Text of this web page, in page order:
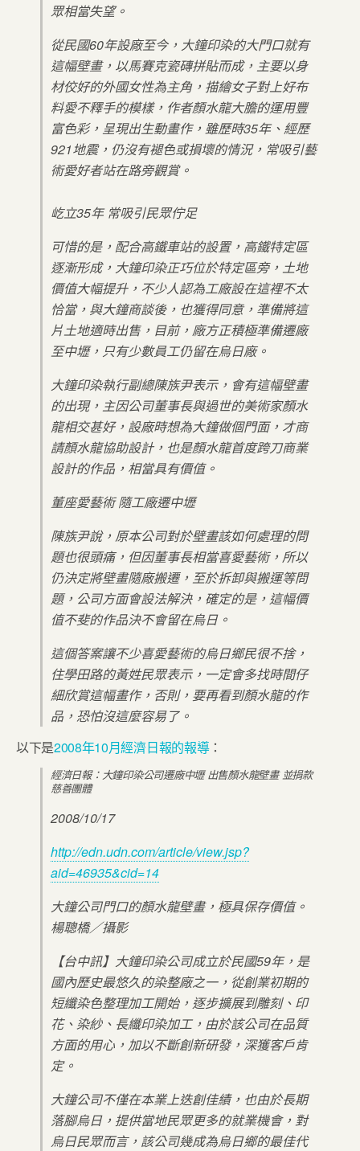
眾相當失望。
從民國60年設廠至今，大鐘印染的大門口就有
這幅壁畫，以馬賽克瓷磚拼貼而成，主要以身
材佼好的外國女性為主角，描繪女子對上好布
料愛不釋手的模樣，作者顏水龍大膽的運用豐
富色彩，呈現出生動畫作，雖歷時35年、經歷
921地震，仍沒有褪色或損壞的情況，常吸引藝
術愛好者站在路旁觀賞。
屹立35年 常吸引民眾佇足
可惜的是，配合高鐵車站的設置，高鐵特定區
逐漸形成，大鐘印染正巧位於特定區旁，土地
價值大幅提升，不少人認為工廠設在這裡不太
恰當，與大鐘商談後，也獲得同意，準備將這
片土地適時出售，目前，廠方正積極準備遷廠
至中壢，只有少數員工仍留在烏日廠。
大鐘印染執行副總陳族尹表示，會有這幅壁畫
的出現，主因公司董事長與過世的美術家顏水
龍相交甚好，設廠時想為大鐘做個門面，才商
請顏水龍協助設計，也是顏水龍首度跨刀商業
設計的作品，相當具有價值。
董座愛藝術 隨工廠遷中壢
陳族尹說，原本公司對於壁畫該如何處理的問
題也很頭痛，但因董事長相當喜愛藝術，所以
仍決定將壁畫隨廠搬遷，至於拆卸與搬運等問
題，公司方面會設法解決，確定的是，這幅價
值不斐的作品決不會留在烏日。
這個答案讓不少喜愛藝術的烏日鄉民很不捨，
住學田路的黃姓民眾表示，一定會多找時間仔
細欣賞這幅畫作，否則，要再看到顏水龍的作
品，恐怕沒這麼容易了。
以下是2008年10月經濟日報的報導：
經濟日報：大鐘印染公司遷廠中壢 出售顏水龍壁畫 並捐款
慈善團體
2008/10/17
http://edn.udn.com/article/view.jsp?
aid=46935&cid=14
大鐘公司門口的顏水龍壁畫，極具保存價值。
楊聰橋／攝影
【台中訊】大鐘印染公司成立於民國59年，是
國內歷史最悠久的染整廠之一，從創業初期的
短纖染色整理加工開始，逐步擴展到雕刻、印
花、染紗、長纖印染加工，由於該公司在品質
方面的用心，加以不斷創新研發，深獲客戶肯
定。
大鐘公司不僅在本業上迭創佳績，也由於長期
落腳烏日，提供當地民眾更多的就業機會，對
烏日民眾而言，該公司幾成為烏日鄉的最佳代